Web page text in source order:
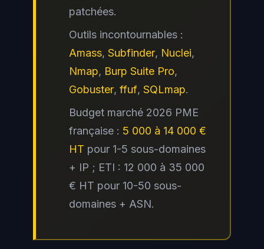
patchées.
Outils incontournables :
Amass, Subfinder, Nuclei,
Nmap, Burp Suite Pro,
Gobuster, ffuf, SQLmap.
Budget marché 2026 PME
française : 5 000 à 14 000 €
HT pour 1-5 sous-domaines
+ IP ; ETI : 12 000 à 35 000
€ HT pour 10-50 sous-
domaines + ASN.